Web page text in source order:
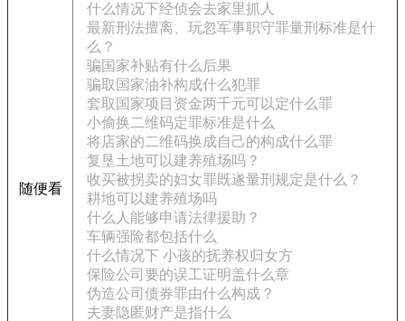
随便看
什么情况下经侦会去家里抓人
最新刑法擅离、玩忽军事职守罪量刑标准是什
么？
骗国家补贴有什么后果
骗取国家油补构成什么犯罪
套取国家项目资金两千元可以定什么罪
小偷换二维码定罪标准是什么
将店家的二维码换成自己的构成什么罪
复垦土地可以建养殖场吗？
收买被拐卖的妇女罪既遂量刑规定是什么？
耕地可以建养殖场吗
什么人能够申请法律援助？
车辆强险都包括什么
什么情况下 小孩的抚养权归女方
保险公司要的误工证明盖什么章
伪造公司债券罪由什么构成？
夫妻隐匿财产是指什么